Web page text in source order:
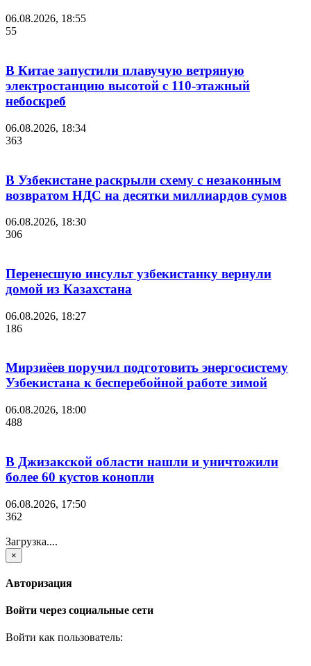
06.08.2026, 18:55
55
В Китае запустили плавучую ветряную
электростанцию высотой с 110-этажный
небоскреб
06.08.2026, 18:34
363
В Узбекистане раскрыли схему с незаконным
возвратом НДС на десятки миллиардов сумов
06.08.2026, 18:30
306
Перенесшую инсульт узбекистанку вернули
домой из Казахстана
06.08.2026, 18:27
186
Мирзиёев поручил подготовить энергосистему
Узбекистана к бесперебойной работе зимой
06.08.2026, 18:00
488
В Джизакской области нашли и уничтожили
более 60 кустов конопли
06.08.2026, 17:50
362
Загрузка....
×
Авторизация
Войти через социальные сети
Войти как пользователь: